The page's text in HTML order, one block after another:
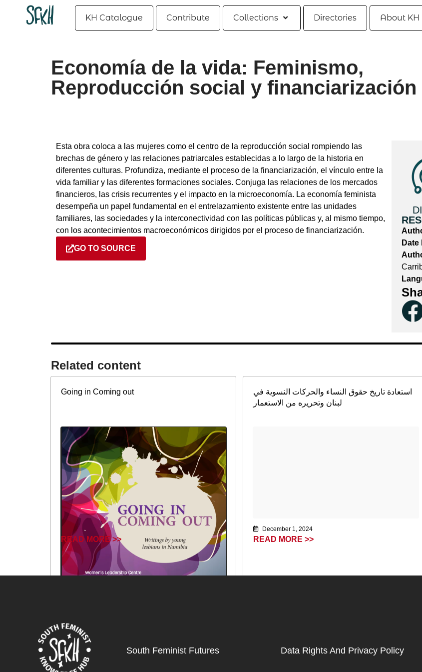
KH Catalogue Contribute Collections Directories About KH
Economía de la vida: Feminismo,
Reproducción social y financiarización
Esta obra coloca a las mujeres como el centro de la reproducción social rompiendo las
brechas de género y las relaciones patriarcales establecidas a lo largo de la historia en
diferentes culturas. Profundiza, mediante el proceso de la financiarización, el vínculo entre la
vida familiar y las diferentes formaciones sociales. Conjuga las relaciones de los mercados
financieros, las crisis recurrentes y el impacto en la microeconomía. La economía feminista
desempeña un papel fundamental en el entrelazamiento existente entre las unidades
familiares, las sociedades y la interconectividad con las políticas públicas y, al mismo tiempo,
con los acontecimientos macroeconómicos dirigidos por el proceso de financiarización.
GO TO SOURCE
Related content​
Going in Coming out
READ MORE >>
استعادة تاريخ حقوق النساء والحركات النسوية في
لبنان وتحريره من الاستعمار
December 1, 2024
READ MORE >>
South Feminist Futures Data Rights And Privacy Policy